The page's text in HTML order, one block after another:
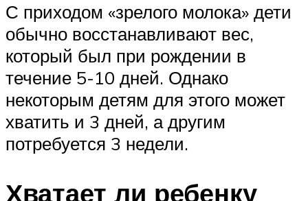
С приходом «зрелого молока» дети
обычно восстанавливают вес,
который был при рождении в
течение 5-10 дней. Однако
некоторым детям для этого может
хватить и 3 дней, а другим
потребуется 3 недели.
Хватает ли ребенку